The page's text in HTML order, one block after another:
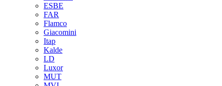
ESBE
FAR
Flamco
Giacomini
Itap
Kalde
LD
Luxor
MUT